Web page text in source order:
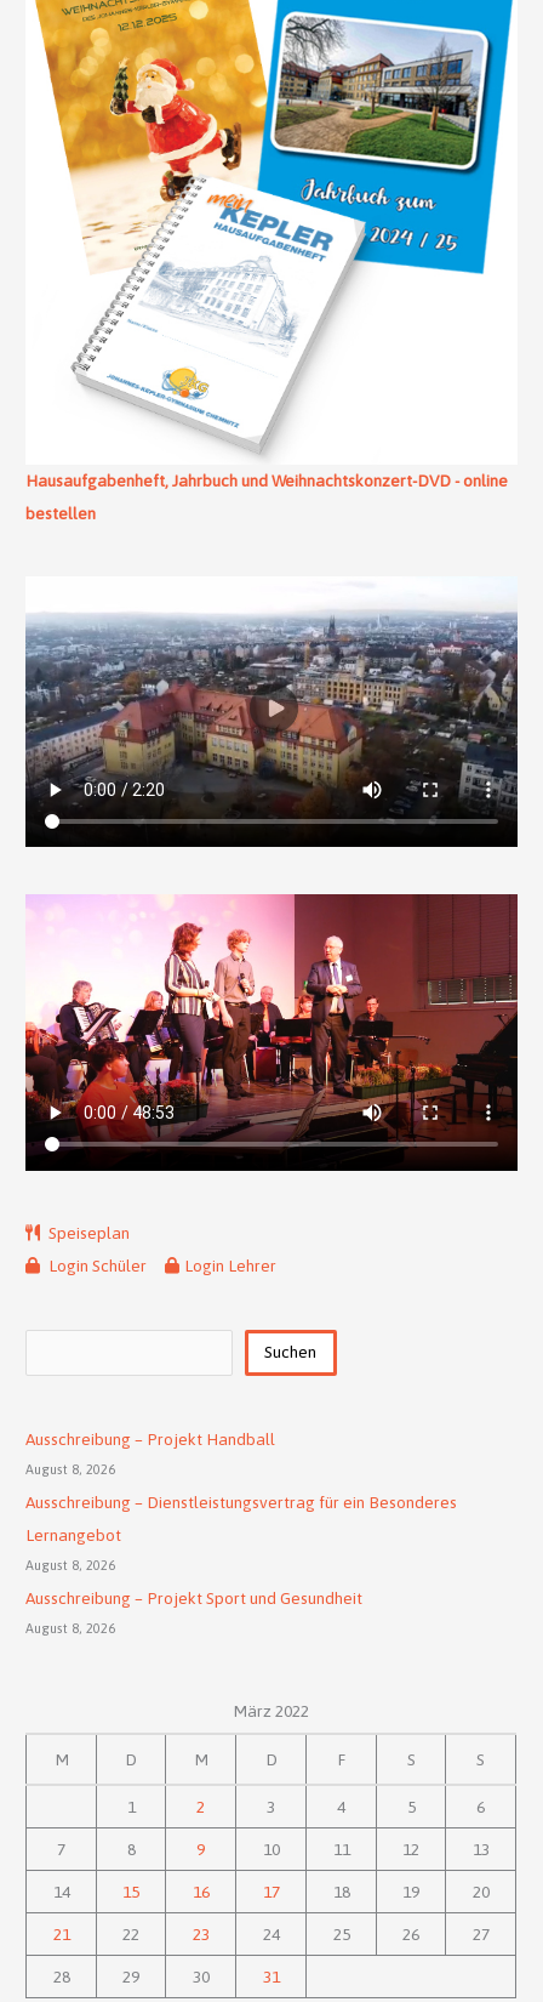
Hausaufgabenheft, Jahrbuch und Weihnachtskonzert-DVD - online
bestellen
Speiseplan
Login Schüler
Login Lehrer
Suchen
Ausschreibung – Projekt Handball
August 8, 2026
Ausschreibung – Dienstleistungsvertrag für ein Besonderes
Lernangebot
August 8, 2026
Ausschreibung – Projekt Sport und Gesundheit
August 8, 2026
März 2022
M D M D F S S
1 2 3 4 5 6
7 8 9 10 11 12 13
14 15 16 17 18 19 20
21 22 23 24 25 26 27
28 29 30 31